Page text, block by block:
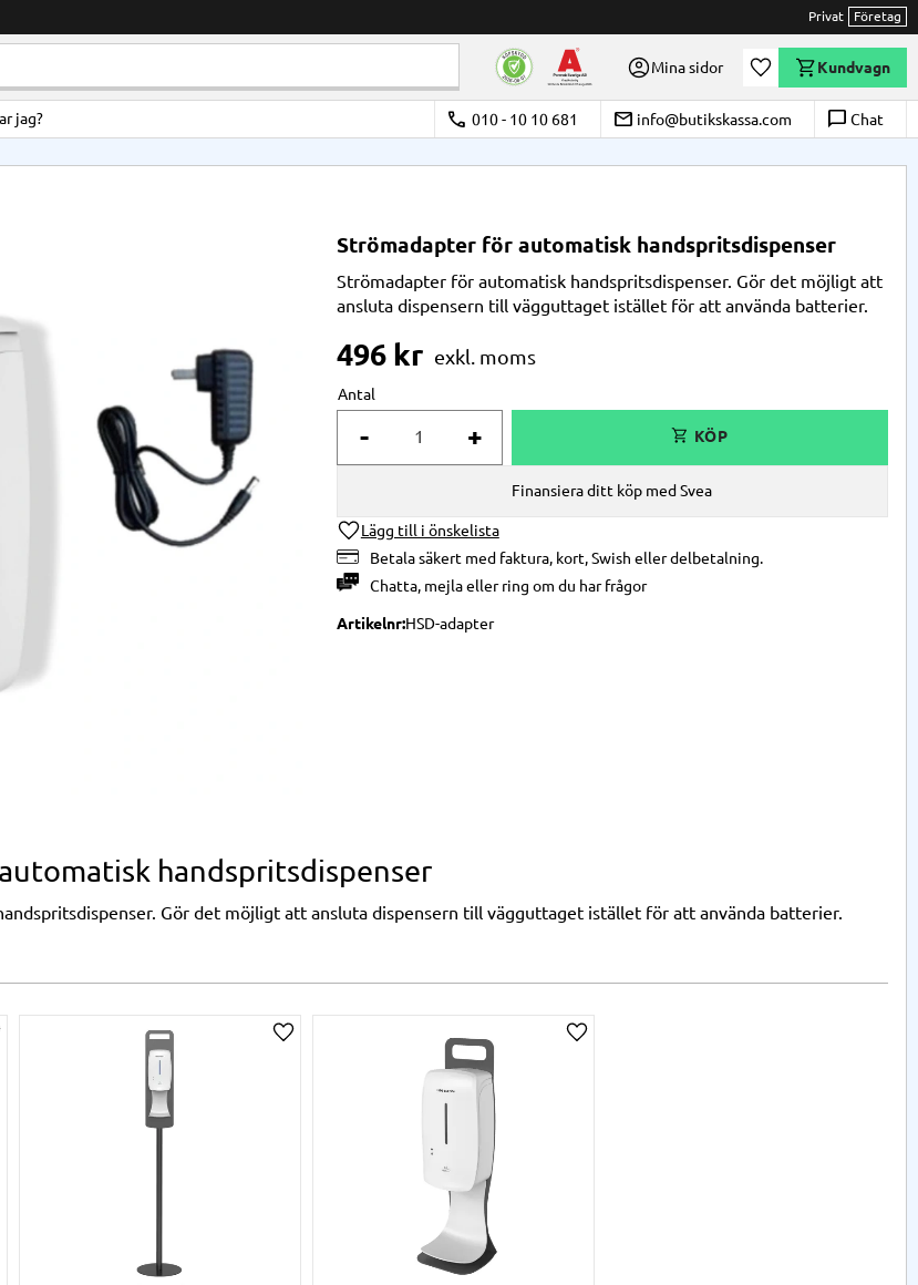
Privat Företag
Mina sidor Önskelista
Kundvagn
jag? call 010 - 10 10 681 email info@butikskassa.com chat_bubble_outline Chat
Strömadapter för automatisk handspritsdispenser
Strömadapter för automatisk handspritsdispenser. Gör det möjligt att
ansluta dispensern till vägguttaget istället för att använda batterier.
496kr
Antal
+
-
Lägg till i önskelista
Betala säkert med faktura, kort, Swish eller delbetalning.
Chatta, mejlaellerring om du har frågor
Finansiera ditt köp med Svea
ArtikelnrHSD-adapter
handspritsdispenser
Gör det möjligt att ansluta dispensern till vägguttaget istället för att använda batterier.
till i önskelista Lägg till i önskelista Lägg till i önskelista